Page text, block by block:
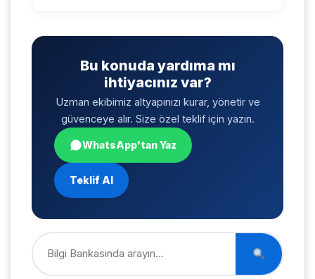
Bu konuda yardıma mı
ihtiyacınız var?
Uzman ekibimiz altyapınızı kurar, yönetir ve
güvenceye alır. Size özel teklif için yazın.
WhatsApp'tan Yaz
Teklif Al